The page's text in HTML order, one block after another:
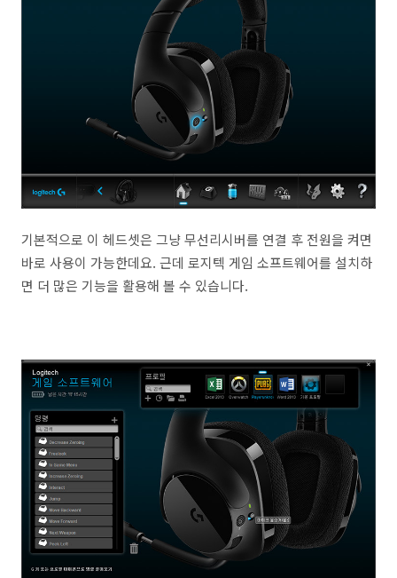
기본적으로 이 헤드셋은 그냥 무선리시버를 연결 후 전원을 켜면
바로 사용이 가능한데요. 근데 로지텍 게임 소프트웨어를 설치하
면 더 많은 기능을 활용해 볼 수 있습니다.